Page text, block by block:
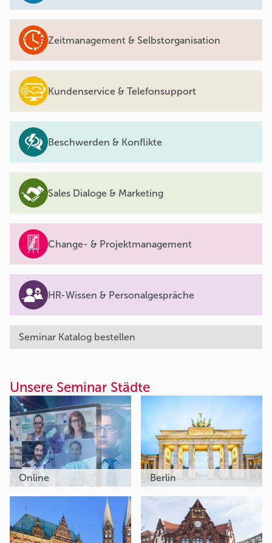
Zeitmanagement & Selbstorganisation
Kundenservice & Telefonsupport
Beschwerden & Konflikte
Sales Dialoge & Marketing
Change- & Projektmanagement
HR-Wissen & Personalgespräche
Seminar Katalog bestellen
Unsere Seminar Städte
Online Berlin